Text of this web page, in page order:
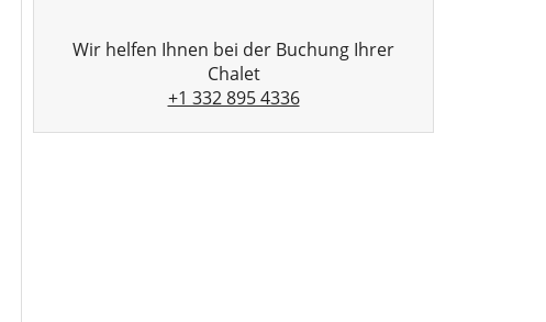
Wir helfen Ihnen bei der Buchung Ihrer
Chalet
+1 332 895 4336